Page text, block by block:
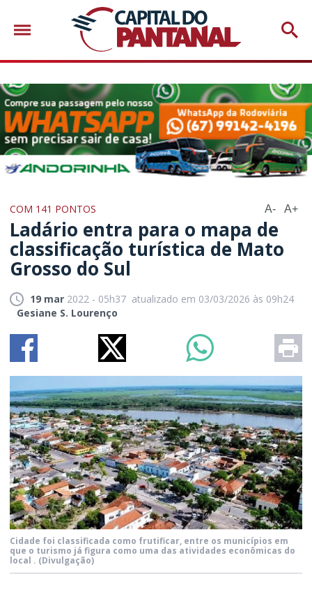
COM 141 PONTOS A- A+
Ladário entra para o mapa de
classificação turística de Mato
Grosso do Sul
19 mar 2022 - 05h37 atualizado em 03/03/2026 às 09h24
Gesiane S. Lourenço
Cidade foi classificada como frutificar, entre os municípios em
que o turismo já figura como uma das atividades econômicas do
local . (Divulgação)